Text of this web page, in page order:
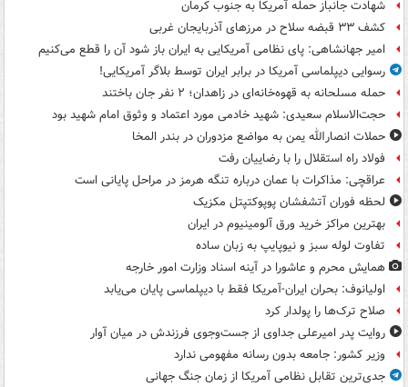
شهادت جانباز حمله آمریکا به جنوب کرمان
کشف ۳۳ قبضه سلاح در مرزهای آذربایجان غربی
امیر جهانشاهی: پای نظامی آمریکایی به ایران باز شود آن را قطع می‌کنیم
رسوایی دیپلماسی آمریکا در برابر ایران توسط بلاگر آمریکایی!
حمله مسلحانه به قهوه‌خانه‌ای در زاهدان؛ ۲ نفر جان باختند
حجت‌الاسلام سعیدی: شهید خادمی مورد اعتماد و وثوق امام شهید بود
حملات انصارالله یمن به مواضع مزدوران در بندر المخا
فولاد راه استقلال را با رضاییان رفت
عراقچی: مذاکرات با عمان درباره تنگه هرمز در مراحل پایانی است
لحظه فوران آتشفشان پوپوکتپتل مکزیک
بهترین مراکز خرید ورق آلومینیوم در ایران
تفاوت لوله سبز و نیوپایپ به زبان ساده
همایش محرم و عاشورا در آینه اسناد وزارت امور خارجه
اولیانوف: بحران ایران-آمریکا فقط با دیپلماسی پایان می‌یابد
صلاح ترک‌ها را پولدار کرد
روایت پدر امیرعلی جداوی از جست‌وجوی فرزندش در میان آوار
وزیر کشور: جامعه بدون رسانه مفهومی ندارد
جدی‌ترین تقابل نظامی آمریکا از زمان جنگ جهانی